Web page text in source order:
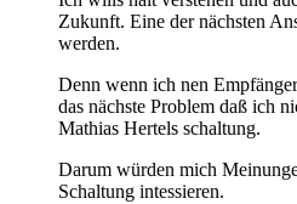
Zukunft. Eine der nächsten
werden.
Denn wenn ich nen
das nächste Problem daß ich
Mathias Hertels schaltung.
Darum würden mich
Schaltung intessieren.